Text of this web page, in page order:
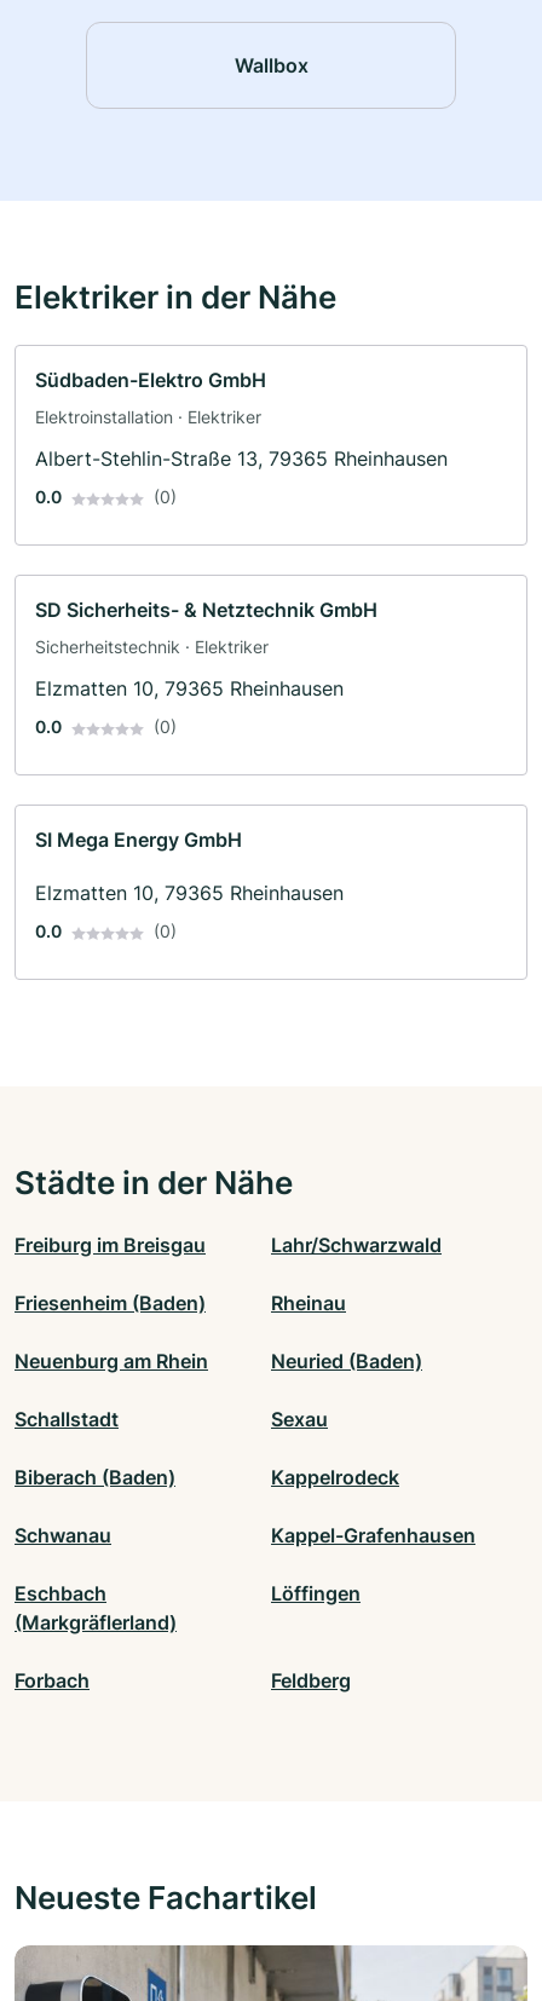
Wallbox
Elektriker in der Nähe
Südbaden-Elektro GmbH
Elektroinstallation · Elektriker
Albert-Stehlin-Straße 13, 79365 Rheinhausen
0.0 (0)
SD Sicherheits- & Netztechnik GmbH
Sicherheitstechnik · Elektriker
Elzmatten 10, 79365 Rheinhausen
0.0 (0)
SI Mega Energy GmbH
Elzmatten 10, 79365 Rheinhausen
0.0 (0)
Städte in der Nähe
Freiburg im Breisgau Lahr/Schwarzwald
Friesenheim (Baden) Rheinau
Neuenburg am Rhein Neuried (Baden)
Schallstadt Sexau
Biberach (Baden) Kappelrodeck
Schwanau Kappel-Grafenhausen
Eschbach
(Markgräflerland)
Löffingen
Forbach Feldberg
Neueste Fachartikel